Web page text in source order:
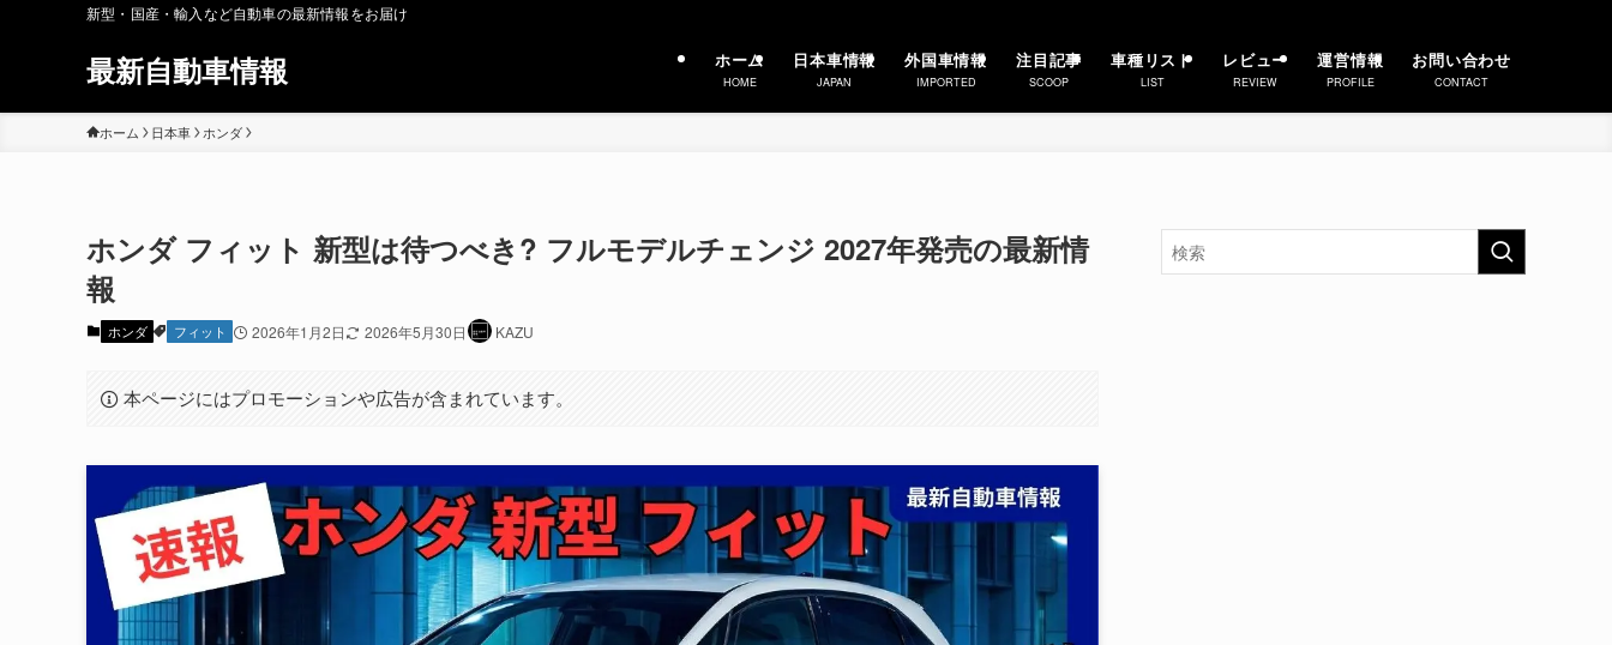
新型・国産・輸入など自動車の最新情報をお届け
最新自動車情報 ホーム
HOME
日本車情報
JAPAN
外国車情報
IMPORTED
注目記事
SCOOP
車種リスト
LIST
レビュー
REVIEW
運営情報
PROFILE
お問い合わせ
CONTACT
ホーム 日本車 ホンダ
ホンダ フィット 新型は待つべき? フルモデルチェンジ 2027年発売の最新情
報
ホンダ フィット 2026年1月2日 2026年5月30日 KAZU
本ページにはプロモーションや広告が含まれています。